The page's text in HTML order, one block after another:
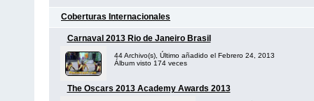
Coberturas Internacionales
Carnaval 2013 Rio de Janeiro Brasil
44 Archivo(s), Último añadido el Febrero 24, 2013
Álbum visto 174 veces
The Oscars 2013 Academy Awards 2013